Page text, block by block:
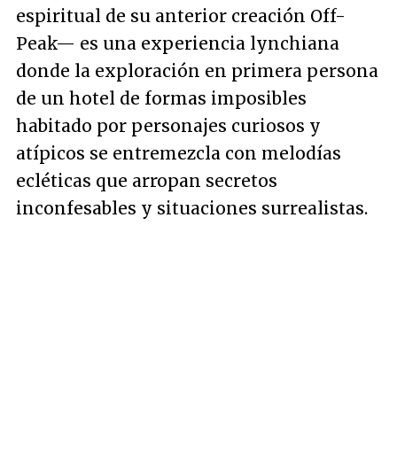
espiritual de su anterior creación Off-
Peak— es una experiencia lynchiana
donde la exploración en primera persona
de un hotel de formas imposibles
habitado por personajes curiosos y
atípicos se entremezcla con melodías
ecléticas que arropan secretos
inconfesables y situaciones surrealistas.